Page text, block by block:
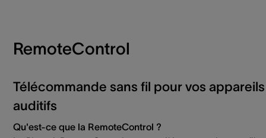
RemoteControl
Télécommande sans fil pour vos appareils
auditifs
Qu'est-ce que la RemoteControl ?